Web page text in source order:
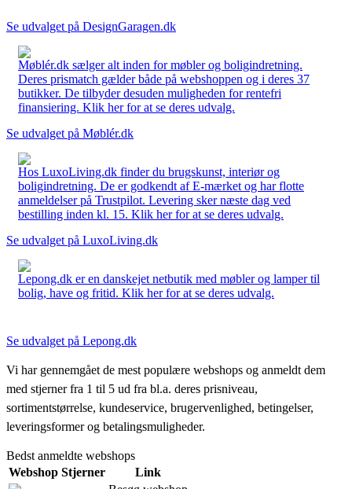
Se udvalget på DesignGaragen.dk
Møblér.dk sælger alt inden for møbler og boligindretning.
Deres prismatch gælder både på webshoppen og i deres 37
butikker. De tilbyder desuden muligheden for rentefri
finansiering. Klik her for at se deres udvalg.
Se udvalget på Møblér.dk
Hos LuxoLiving.dk finder du brugskunst, interiør og
boligindretning. De er godkendt af E-mærket og har flotte
anmeldelser på Trustpilot. Levering sker næste dag ved
bestilling inden kl. 15. Klik her for at se deres udvalg.
Se udvalget på LuxoLiving.dk
Lepong.dk er en danskejet netbutik med møbler og lamper til
bolig, have og fritid. Klik her for at se deres udvalg.
Se udvalget på Lepong.dk
Vi har gennemgået de mest populære webshops og anmeldt dem
med stjerner fra 1 til 5 ud fra bl.a. deres prisniveau,
sortimentstørrelse, kundeservice, brugervenlighed, betingelser,
leveringsformer og betalingsmuligheder.
Bedst anmeldte webshops
Webshop Stjerner
Link